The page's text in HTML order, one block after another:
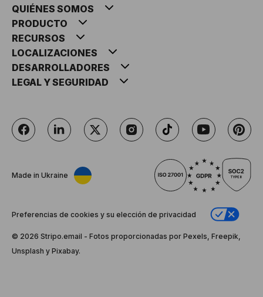
QUIÉNES SOMOS
PRODUCTO
RECURSOS
LOCALIZACIONES
DESARROLLADORES
LEGAL Y SEGURIDAD
Made in Ukraine
Preferencias de cookies y su elección de privacidad
© 2026 Stripо.email - Fotos proporcionadas por Pexels, Freepik,
Unsplash y Pixabay.